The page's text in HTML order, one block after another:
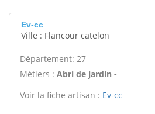
Ev-cc
Ville : Flancour catelon
Département: 27
Métiers : Abri de jardin -
Voir la fiche artisan : Ev-cc